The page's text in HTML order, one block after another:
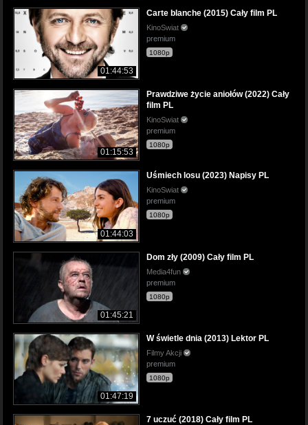
01:44:53
Carte blanche (2015) Cały film PL
KinoSwiat
premium
1080p
01:15:53
Prawdziwe życie aniołów (2022) Cały
film PL
KinoSwiat
premium
1080p
01:44:03
Uśmiech losu (2023) Napisy PL
KinoSwiat
premium
1080p
01:45:21
Dom zły (2009) Cały film PL
Media4fun
premium
1080p
01:47:19
W świetle dnia (2013) Lektor PL
Filmy Akcji
premium
1080p
7 uczuć (2018) Cały film PL